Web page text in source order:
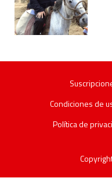
Condiciones de
Política de